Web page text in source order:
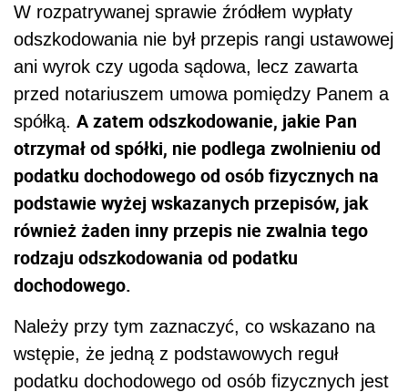
W rozpatrywanej sprawie źródłem wypłaty
odszkodowania nie był przepis rangi ustawowej
ani wyrok czy ugoda sądowa, lecz zawarta
przed notariuszem umowa pomiędzy Panem a
spółką. A zatem odszkodowanie, jakie Pan
otrzymał od spółki, nie podlega zwolnieniu od
podatku dochodowego od osób fizycznych na
podstawie wyżej wskazanych przepisów, jak
również żaden inny przepis nie zwalnia tego
rodzaju odszkodowania od podatku
dochodowego.
Należy przy tym zaznaczyć, co wskazano na
wstępie, że jedną z podstawowych reguł
podatku dochodowego od osób fizycznych jest